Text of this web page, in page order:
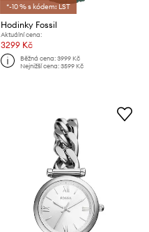
*-10 % s kódem: LST
Hodinky Fossil
Aktuální cena:
3299 Kč
Běžná cena:3999 Kč
Nejnižší cena:3599 Kč